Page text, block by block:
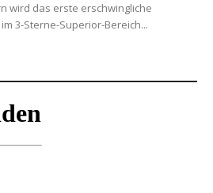
wird das erste erschwingliche
3-Sterne-Superior-Bereich...